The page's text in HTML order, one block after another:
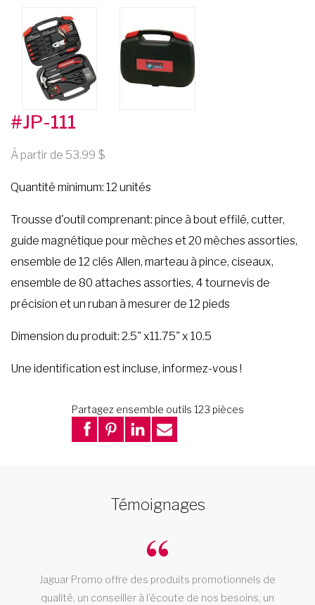
#JP-111
À partir de 53.99
Quantité minimum: 12 unités
Trousse d'outil comprenant: pince à bout effilé, cutter,
guide magnétique pour mèches et 20 mèches assorties,
ensemble de 12 clés Allen, marteau à pince, ciseaux,
ensemble de 80 attaches assorties, 4 tournevis de
précision et un ruban à mesurer de 12 pieds
Dimension du produit: 2.5" x11.75" x 10.5
Une identification est incluse, informez-vous !
Partagez ensemble outils 123 pièces
Témoignages
Jaguar Promo offre des produits promotionnels de
qualité, un conseiller à l’écoute de nos besoins, un